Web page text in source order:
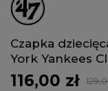
Czapka
York Yankees
116,00 zł